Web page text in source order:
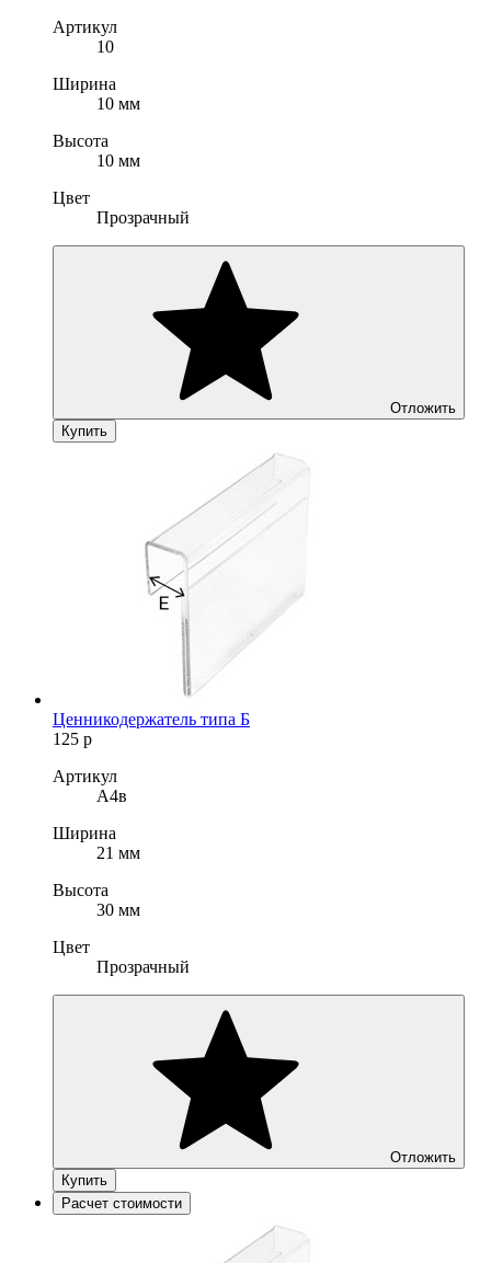
Артикул
10
Ширина
10 мм
Высота
10 мм
Цвет
Прозрачный
Отложить
Купить
Ценникодержатель типа Б
125 р
Артикул
A4в
Ширина
21 мм
Высота
30 мм
Цвет
Прозрачный
Отложить
Купить
Расчет стоимости